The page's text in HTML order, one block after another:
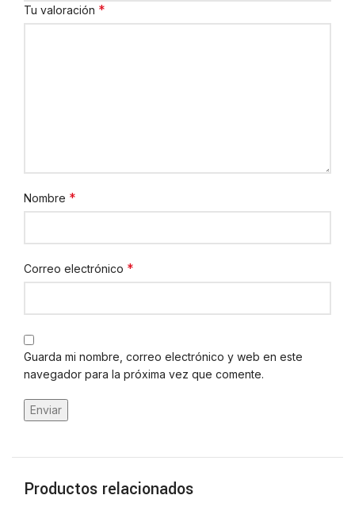
Tu valoración *
Nombre *
Correo electrónico *
Guarda mi nombre, correo electrónico y web en este
navegador para la próxima vez que comente.
Productos relacionados